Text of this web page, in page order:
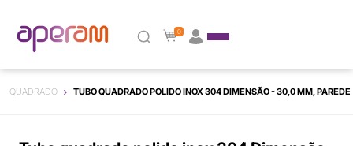
0
QUADRADO TUBO QUADRADO POLIDO INOX 304 DIMENSÃO - 30,0 MM,